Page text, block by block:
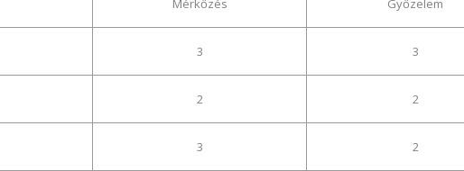
Mérkőzés Győzelem
3 3
2 2
3 2